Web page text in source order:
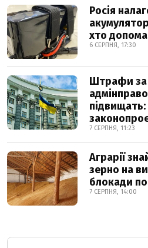
Росія
хто
6 СЕРПНЯ, 17:30
Штрафи за
7 СЕРПНЯ, 11:23
Аграрії
зерно на
блокади
7 СЕРПНЯ, 14:00